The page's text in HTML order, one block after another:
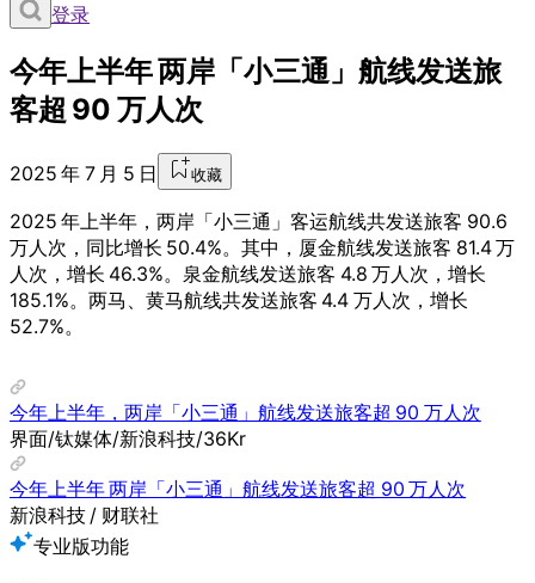
登录
今年上半年 两岸「小三通」航线发送旅
客超 90 万人次
2025 年 7 月 5 日 收藏
2025 年上半年，两岸「小三通」客运航线共发送旅客 90.6
万人次，同比增长 50.4%。其中，厦金航线发送旅客 81.4 万
人次，增长 46.3%。泉金航线发送旅客 4.8 万人次，增长
185.1%。两马、黄马航线共发送旅客 4.4 万人次，增长
52.7%。
今年上半年，两岸「小三通」航线发送旅客超 90 万人次
界面/钛媒体/新浪科技/36Kr
今年上半年 两岸「小三通」航线发送旅客超 90 万人次
新浪科技 / 财联社
专业版功能